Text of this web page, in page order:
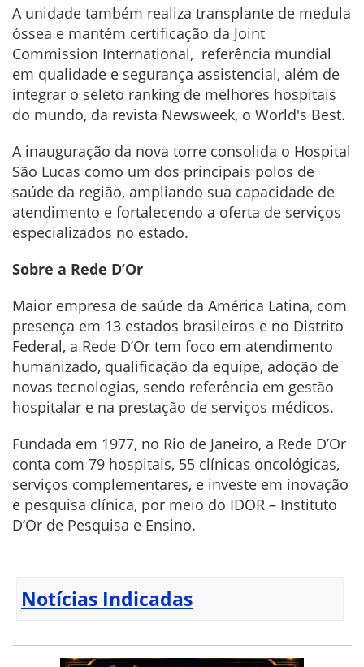
A unidade também realiza transplante de medula
óssea e mantém certificação da Joint
Commission International, referência mundial
em qualidade e segurança assistencial, além de
integrar o seleto ranking de melhores hospitais
do mundo, da revista Newsweek, o World's Best.
A inauguração da nova torre consolida o Hospital
São Lucas como um dos principais polos de
saúde da região, ampliando sua capacidade de
atendimento e fortalecendo a oferta de serviços
especializados no estado.
Sobre a Rede D’Or
Maior empresa de saúde da América Latina, com
presença em 13 estados brasileiros e no Distrito
Federal, a Rede D’Or tem foco em atendimento
humanizado, qualificação da equipe, adoção de
novas tecnologias, sendo referência em gestão
hospitalar e na prestação de serviços médicos.
Fundada em 1977, no Rio de Janeiro, a Rede D’Or
conta com 79 hospitais, 55 clínicas oncológicas,
serviços complementares, e investe em inovação
e pesquisa clínica, por meio do IDOR – Instituto
D’Or de Pesquisa e Ensino.
Notícias Indicadas